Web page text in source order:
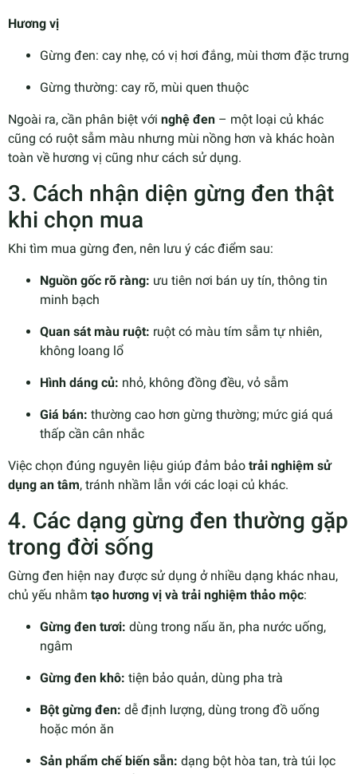
Hương vị
Gừng đen: cay nhẹ, có vị hơi đắng, mùi thơm đặc trưng
Gừng thường: cay rõ, mùi quen thuộc
Ngoài ra, cần phân biệt với nghệ đen – một loại củ khác
cũng có ruột sẫm màu nhưng mùi nồng hơn và khác hoàn
toàn về hương vị cũng như cách sử dụng.
3. Cách nhận diện gừng đen thật
khi chọn mua
Khi tìm mua gừng đen, nên lưu ý các điểm sau:
Nguồn gốc rõ ràng: ưu tiên nơi bán uy tín, thông tin
minh bạch
Quan sát màu ruột: ruột có màu tím sẫm tự nhiên,
không loang lổ
Hình dáng củ: nhỏ, không đồng đều, vỏ sẫm
Giá bán: thường cao hơn gừng thường; mức giá quá
thấp cần cân nhắc
Việc chọn đúng nguyên liệu giúp đảm bảo trải nghiệm sử
dụng an tâm, tránh nhầm lẫn với các loại củ khác.
4. Các dạng gừng đen thường gặp
trong đời sống
Gừng đen hiện nay được sử dụng ở nhiều dạng khác nhau,
chủ yếu nhằm tạo hương vị và trải nghiệm thảo mộc:
Gừng đen tươi: dùng trong nấu ăn, pha nước uống,
ngâm
Gừng đen khô: tiện bảo quản, dùng pha trà
Bột gừng đen: dễ định lượng, dùng trong đồ uống
hoặc món ăn
Sản phẩm chế biến sẵn: dạng bột hòa tan, trà túi lọc